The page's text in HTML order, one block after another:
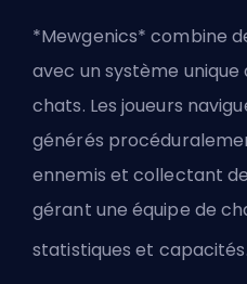
*Mewgenics* combine
avec un système
chats. Les joueurs
générés
ennemis et collectant
gérant une équipe de
statistiques et capacités.